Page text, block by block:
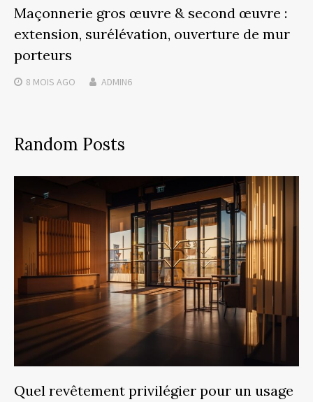
Maçonnerie gros œuvre & second œuvre :
extension, surélévation, ouverture de mur
porteurs
8 MOIS AGO ADMIN6
Random Posts
Quel revêtement privilégier pour un usage